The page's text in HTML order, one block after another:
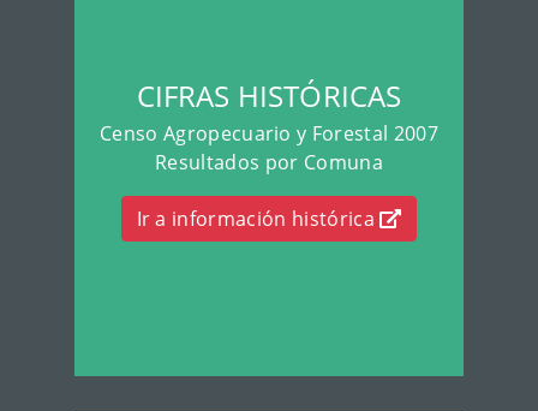
CIFRAS HISTÓRICAS
Censo Agropecuario y Forestal 2007
Resultados por Comuna
Ir a información histórica